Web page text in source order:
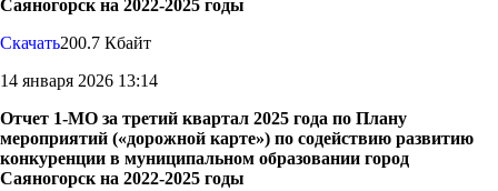
Саяногорск на 2022-2025 годы
Скачать200.7 Кбайт
14 января 2026 13:14
Отчет 1-МО за третий квартал 2025 года по Плану
мероприятий («дорожной карте») по содействию развитию
конкуренции в муниципальном образовании город
Саяногорск на 2022-2025 годы